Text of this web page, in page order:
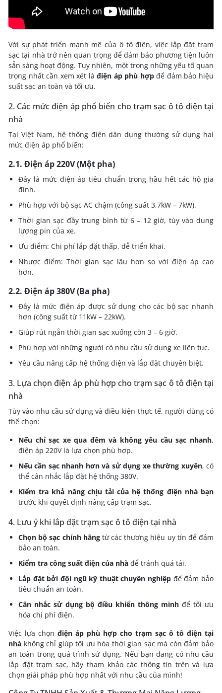
Với sự phát triển mạnh mẽ của ô tô điện, việc lắp đặt trạm
sạc tại nhà trở nên quan trọng để đảm bảo phương tiện luôn
sẵn sàng hoạt động. Tuy nhiên, một trong những yếu tố quan
trọng nhất cần xem xét làđiện áp phù hợpđể đảm bảo hiệu
suất sạc an toàn và tối ưu.
2. Các mức điện áp phổ biến cho trạm sạc ô tô điện tại
nhà
Tại Việt Nam, hệ thống điện dân dụng thường sử dụng hai
mức điện áp phổ biến:
2.1. Điện áp 220V (Một pha)
Đây là mức điện áp tiêu chuẩn trong hầu hết các hộ gia
đình.
Phù hợp với bộ sạc AC chậm (công suất 3,7kW – 7kW).
Thời gian sạc đầy trung bình từ 6 – 12 giờ, tùy vào dung
lượng pin của xe.
Ưu điểm: Chi phí lắp đặt thấp, dễ triển khai.
Nhược điểm: Thời gian sạc lâu hơn so với điện áp cao
hơn.
2.2. Điện áp 380V (Ba pha)
Đây là mức điện áp được sử dụng cho các bộ sạc nhanh
hơn (công suất từ 11kW – 22kW).
Giúp rút ngắn thời gian sạc xuống còn 3 – 6 giờ.
Phù hợp với những người có nhu cầu sử dụng xe liên tục.
Yêu cầu nâng cấp hệ thống điện và lắp đặt chuyên biệt.
3. Lựa chọn điện áp phù hợp cho trạm sạc ô tô điện tại
nhà
Tùy vào nhu cầu sử dụng và điều kiện thực tế, người dùng có
thể chọn:
Nếu chỉ sạc xe qua đêm và không yêu cầu sạc nhanh,
điện áp 220V là lựa chọn phù hợp.
Nếu cần sạc nhanh hơn và sử dụng xe thường xuyên, có
thể cân nhắc lắp đặt hệ thống 380V.
Kiểm tra khả năng chịu tải của hệ thống điện nhà bạn
trước khi quyết định nâng cấp trạm sạc.
4. Lưu ý khi lắp đặt trạm sạc ô tô điện tại nhà
Chọn bộ sạc chính hãngtừ các thương hiệu uy tín để đảm
bảo an toàn.
Kiểm tra công suất điện của nhà để tránh quá tải.
Lắp đặt bởi đội ngũ kỹ thuật chuyên nghiệp để đảm bảo
tiêu chuẩn an toàn.
Cân nhắc sử dụng bộ điều khiển thông minh để tối ưu
hóa chi phí điện.
Việc lựa chọn điện áp phù hợp cho trạm sạc ô tô điện tại
nhà không chỉ giúp tối ưu hóa thời gian sạc mà còn đảm bảo
an toàn trong quá trình sử dụng. Nếu bạn đang có nhu cầu
lắp đặt trạm sạc, hãy tham khảo các thông tin trên và lựa
chọn giải pháp phù hợp nhất với nhu cầu của mình!